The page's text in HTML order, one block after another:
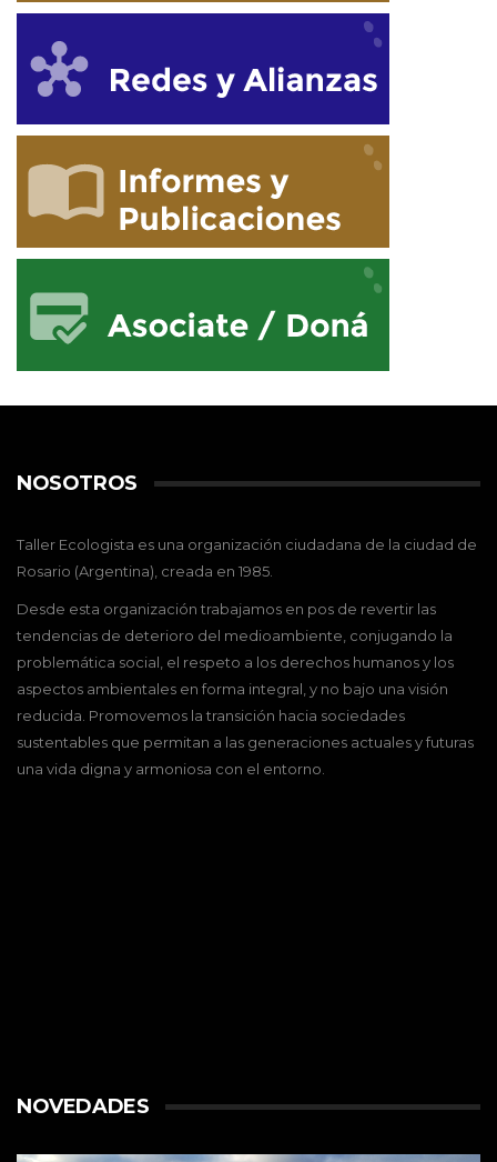
NOSOTROS
Taller Ecologista es una organización ciudadana de la ciudad de
Rosario (Argentina), creada en 1985.
Desde esta organización trabajamos en pos de revertir las
tendencias de deterioro del medioambiente, conjugando la
problemática social, el respeto a los derechos humanos y los
aspectos ambientales en forma integral, y no bajo una visión
reducida. Promovemos la transición hacia sociedades
sustentables que permitan a las generaciones actuales y futuras
una vida digna y armoniosa con el entorno.
NOVEDADES